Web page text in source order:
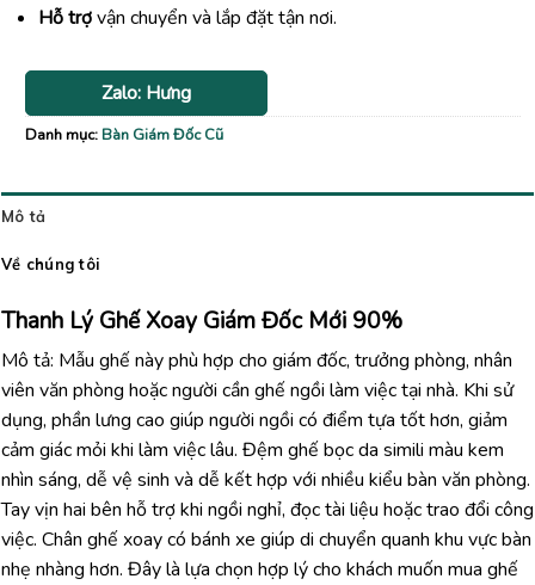
Hỗ trợvận chuyển và lắp đặt tận nơi.
Zalo: Hưng
Danh mục:Bàn Giám Đốc Cũ
Mô tả
Về chúng tôi
Thanh Lý Ghế Xoay Giám Đốc Mới 90%
Mô tả: Mẫu ghế này phù hợp cho giám đốc, trưởng phòng, nhân
viên văn phòng hoặc người cần ghế ngồi làm việc tại nhà. Khi sử
dụng, phần lưng cao giúp người ngồi có điểm tựa tốt hơn, giảm
cảm giác mỏi khi làm việc lâu. Đệm ghế bọc da simili màu kem
nhìn sáng, dễ vệ sinh và dễ kết hợp với nhiều kiểu bàn văn phòng.
Tay vịn hai bên hỗ trợ khi ngồi nghỉ, đọc tài liệu hoặc trao đổi công
việc. Chân ghế xoay có bánh xe giúp di chuyển quanh khu vực bàn
nhẹ nhàng hơn. Đây là lựa chọn hợp lý cho khách muốn mua ghế